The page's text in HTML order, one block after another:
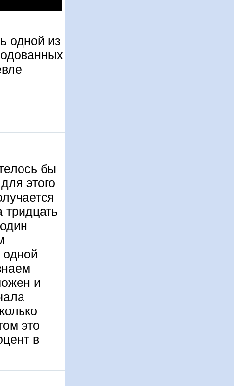
одной из
бы
этого
одной
и
это
в